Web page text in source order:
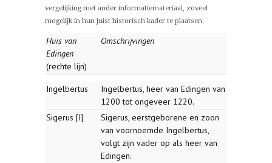
vergelijking met ander informatiemateriaal, zoveel
mogelijk in hun juist historisch kader te plaatsen.
Huis van
Edingen
(rechte lijn)
Omschrijvingen
Ingelbertus
Ingelbertus, heer van Edingen van
1200 tot ongeveer 1220.
Sigerus [I]
Sigerus, eerstgeborene en zoon
van voornoemde Ingelbertus,
volgt zijn vader op als heer van
Edingen.